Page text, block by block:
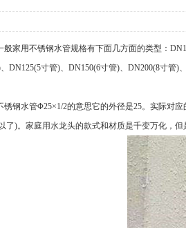
家用不锈钢水管规格有下面几方面的类型：
DN125(5寸管)、DN150(6寸管)、DN200(8寸管)
锈钢水管Φ25×1/2的意思它的外径是25。实际对
了)。家庭用水龙头的款式和材质是千变万化，